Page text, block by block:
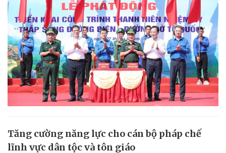
Tăng cường năng lực cho cán bộ pháp chế
lĩnh vực dân tộc và tôn giáo